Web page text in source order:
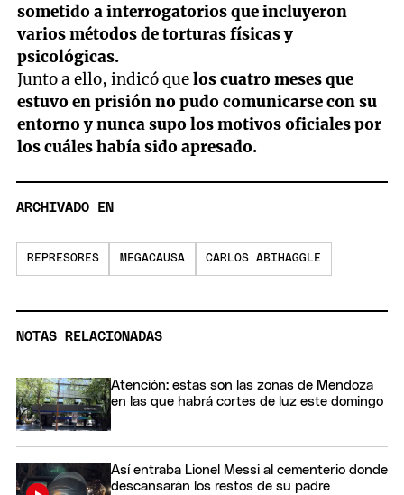
sometido a interrogatorios que incluyeron
varios métodos de torturas físicas y
psicológicas.
Junto a ello, indicó quelos cuatro meses que
estuvo en prisión no pudo comunicarse con su
entorno y nunca supo los motivos oficiales por
los cuáles había sido apresado.
ARCHIVADO EN
REPRESORES MEGACAUSA CARLOS ABIHAGGLE
NOTAS RELACIONADAS
Atención: estas son las zonas de Mendoza
en las que habrá cortes de luz este domingo
Así entraba Lionel Messi al cementerio donde
descansarán los restos de su padre